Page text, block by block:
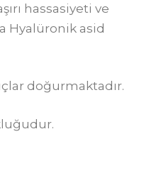
hassasiyeti ve
Hyalüronik asid
doğurmaktadır.